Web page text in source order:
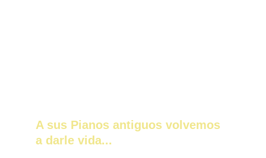
A sus Pianos antiguos volvemos
a darle vida...